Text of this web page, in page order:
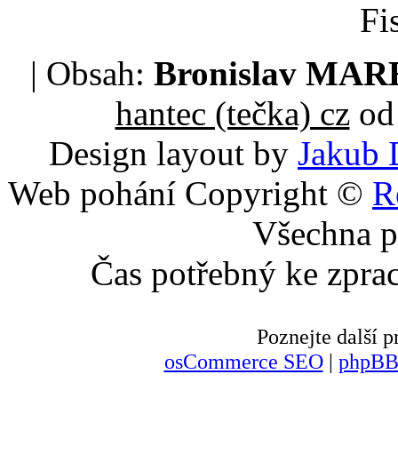
| Obsah: Bronislav
hantec (tečka) czod
Design layout by Jakub
Web pohání Copyright ©
Všechna
Čas potřebný ke
Poznejte další
osCommerce SEO|